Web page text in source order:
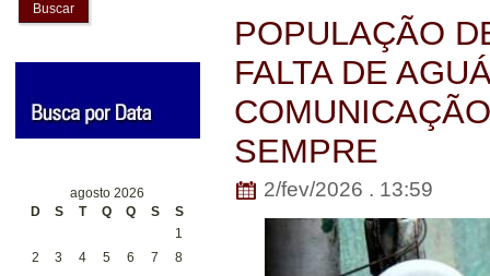
Buscar
agosto 2026
D
S T Q Q S
S
1
2
3 4 5 6 7
8
POPULAÇÃO
FALTA DE
SEMPRE
2/fev/2026 . 13:59